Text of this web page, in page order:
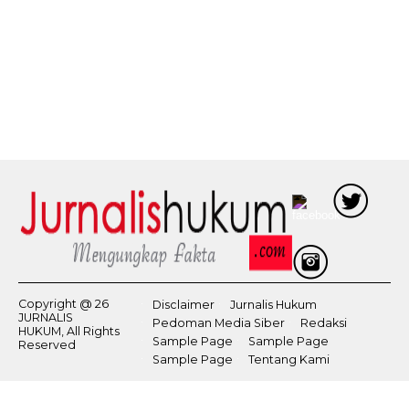
Copyright @ 26
JURNALIS
HUKUM, All Rights
Reserved
Disclaimer
Jurnalis Hukum
Pedoman Media Siber
Redaksi
Sample Page
Sample Page
Sample Page
Tentang Kami